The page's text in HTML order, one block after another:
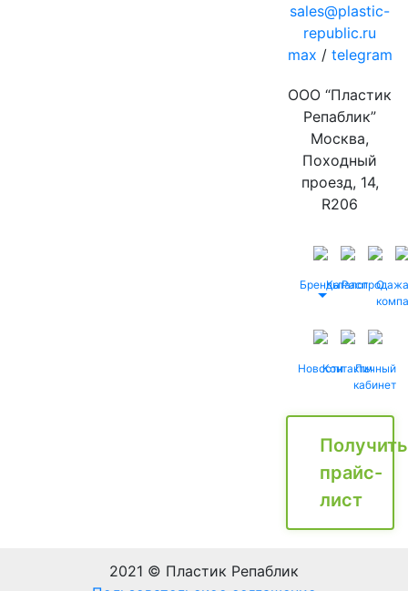
sales@plastic-
republic.ru
max / telegram
ООО “Пластик
Репаблик”
Москва,
Походный
проезд, 14,
R206
БрендыКаталог
Распродажа
О
НовостиКонтактыЛичный
кабинет
Получить
прайс-
лист
2021 © Пластик Репаблик